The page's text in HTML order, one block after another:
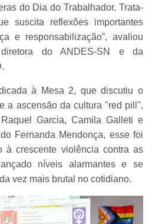
do Dia do Trabalhador. Trata-
suscita reflexões importantes
e responsabilização”, avaliou
diretora do ANDES-SN e da
à Mesa 2, que discutiu o
a ascensão da cultura "red pill",
Garcia, Camila Galleti e
Fernanda Mendonça, esse foi
à crescente violência contra as
níveis alarmantes e se
vez mais brutal no cotidiano.